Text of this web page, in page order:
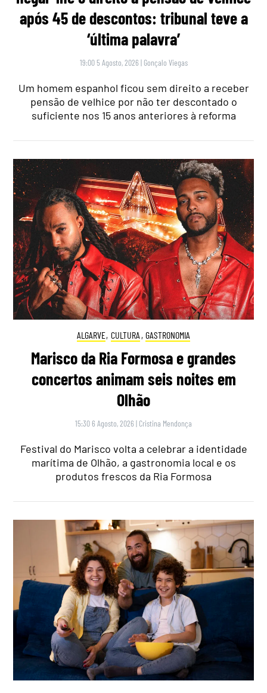
após 45 de descontos: tribunal teve a
‘última palavra’
19:00 5 Agosto, 2026 | Gonçalo Viegas
Um homem espanhol ficou sem direito a receber
pensão de velhice por não ter descontado o
suficiente nos 15 anos anteriores à reforma
ALGARVE, CULTURA , GASTRONOMIA
Marisco da Ria Formosa e grandes
concertos animam seis noites em
Olhão
15:30 6 Agosto, 2026 | Cristina Mendonça
Festival do Marisco volta a celebrar a identidade
marítima de Olhão, a gastronomia local e os
produtos frescos da Ria Formosa